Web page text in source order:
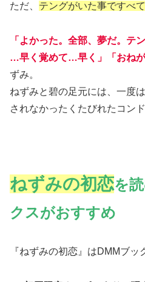
ただ、 テングがいた事ですべ
「よかった。全部、夢だ。テ
…早く覚めて…早く」「おねが
ずみ。
ねずみと碧の足元には、一度
されなかったくたびれたコン
ねずみの初恋を
クスがおすすめ
『ねずみの初恋』はDMMブッ